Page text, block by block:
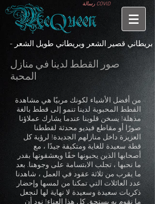
رسالة COVID
- بريطاني قصير الشعر وبريطاني طويل الشعر
صور القطط لدينا في منازل
المحبة
من أفضل الأشياء لكونك مربيًا هي مشاهدة
القطط المحبوبة لدينا تنمو إلى قطط بالغة
مذهلة! يسخن قلوبنا عندما يشارك عملاؤنا
صورًا أو مقاطع فيديو محدثة لقططنا
العزيزة داخل منازلهم الجديدة! لرؤية كل
قطة سعيدة للغاية ومتكيفة جيدًا ، مع
أصحابها الذين يحبونها حقًا ويعشقونها بقدر
ما نحبها ، تجلب الابتسامة على وجوهنا. بعد
ما يقرب من ثلاثة عقود في العمل ، شاهدنا
عدد العائلات التي تمكنا من لمسها وإحضار
ذكريات سعيدة وسعيدة لا نهاية لها لنجعل
ما نقوم به يستحق كل هذا العناء! نود أن